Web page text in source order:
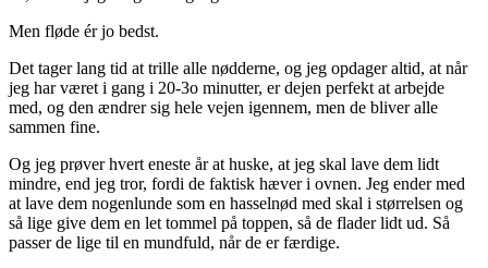
Men fløde ér jo bedst.
Det tager lang tid at trille alle nødderne, og jeg opdager altid, at når
jeg har været i gang i 20-3o minutter, er dejen perfekt at arbejde
med, og den ændrer sig hele vejen igennem, men de bliver alle
sammen fine.
Og jeg prøver hvert eneste år at huske, at jeg skal lave dem lidt
mindre, end jeg tror, fordi de faktisk hæver i ovnen. Jeg ender med
at lave dem nogenlunde som en hasselnød med skal i størrelsen og
så lige give dem en let tommel på toppen, så de flader lidt ud. Så
passer de lige til en mundfuld, når de er færdige.